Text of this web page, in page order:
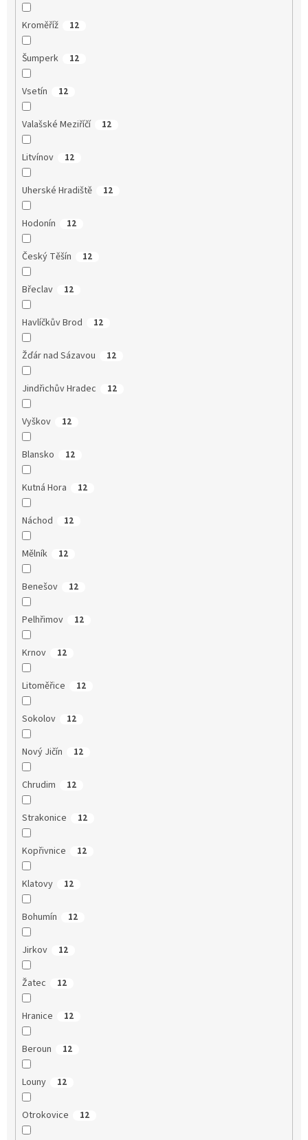
Kroměříž 12
Šumperk 12
Vsetín 12
Valašské Meziříčí 12
Litvínov 12
Uherské Hradiště 12
Hodonín 12
Český Těšín 12
Břeclav 12
Havlíčkův Brod 12
Žďár nad Sázavou 12
Jindřichův Hradec 12
Vyškov 12
Blansko 12
Kutná Hora 12
Náchod 12
Mělník 12
Benešov 12
Pelhřimov 12
Krnov 12
Litoměřice 12
Sokolov 12
Nový Jičín 12
Chrudim 12
Strakonice 12
Kopřivnice 12
Klatovy 12
Bohumín 12
Jirkov 12
Žatec 12
Hranice 12
Beroun 12
Louny 12
Otrokovice 12